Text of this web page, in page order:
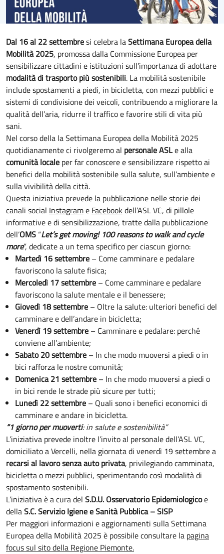
Dal 16 al 22 settembresi celebra laSettimana Europea della
Mobilità 2025, promossa dalla Commissione Europea per
sensibilizzare cittadini e istituzioni sull’importanza di adottare
modalità di trasporto più sostenibili. La mobilità sostenibile
include spostamenti a piedi, in bicicletta, con mezzi pubblici e
sistemi di condivisione dei veicoli, contribuendo a migliorare la
qualità dell’aria, ridurre il traffico e favorire stili di vita più
sani.
Nel corso della la Settimana Europea della Mobilità 2025
quotidianamente ci rivolgeremo al personale ASLe alla
comunità locale per far conoscere e sensibilizzare rispetto ai
benefici della mobilità sostenibile sulla salute, sull’ambiente e
sulla vivibilità della città.
Questa iniziativa prevede la pubblicazione nelle storie dei
canali social Instagrame Facebookdell’ASL VC, di pillole
informative e di sensibilizzazione, tratte dalla pubblicazione
dell’OMS “Let’s get moving! 100 reasons to walk and cycle
more”, dedicate a un tema specifico per ciascun giorno:
Martedì 16 settembre– Come camminare e pedalare
favoriscono la salute fisica;
Mercoledì 17 settembre– Come camminare e pedalare
favoriscono la salute mentale e il benessere;
Giovedì 18 settembre– Oltre la salute: ulteriori benefici del
camminare e dell’andare in bicicletta;
Venerdì 19 settembre– Camminare e pedalare: perché
conviene all’ambiente;
Sabato 20 settembre– In che modo muoversi a piedi o in
bici rafforza le nostre comunità;
Domenica 21 settembre– In che modo muoversi a piedi o
in bici rende le strade più sicure per tutti;
Lunedì 22 settembre– Quali sono i benefici economici di
camminare e andare in bicicletta.
“1 giorno per muoverti: in salute e sostenibilità”
L’iniziativa prevede inoltre l’invito al personale dell’ASL VC,
domiciliato a Vercelli, nella giornata di venerdì 19 settembre a
recarsi al lavoro senza auto privata, privilegiando camminata,
bicicletta o mezzi pubblici, sperimentando così modalità di
spostamento sostenibili.
L’iniziativa è a cura del S.D.U. Osservatorio Epidemiologicoe
dellaS.C. Servizio Igiene e Sanità Pubblica – SISP
Per maggiori informazioni e aggiornamenti sulla Settimana
Europea della Mobilità 2025 è possibile consultare la pagina
focus sul sito della Regione Piemonte.